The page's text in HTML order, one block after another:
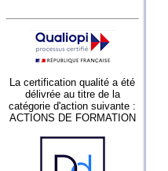
La certification qualité a été
délivrée au titre de la
catégorie d'action suivante :
ACTIONS DE FORMATION